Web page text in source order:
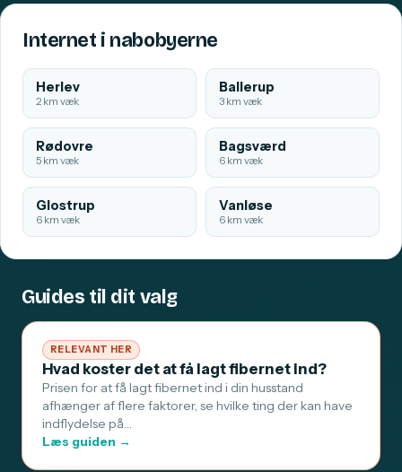
Internet i nabobyerne
Herlev
2 km væk
Ballerup
3 km væk
Rødovre
5 km væk
Bagsværd
6 km væk
Glostrup
6 km væk
Vanløse
6 km væk
Guides til dit valg
RELEVANT HER
Hvad koster det at få lagt fibernet ind?
Prisen for at få lagt fibernet ind i din husstand
afhænger af flere faktorer, se hvilke ting der kan have
indflydelse på…
Læs guiden →